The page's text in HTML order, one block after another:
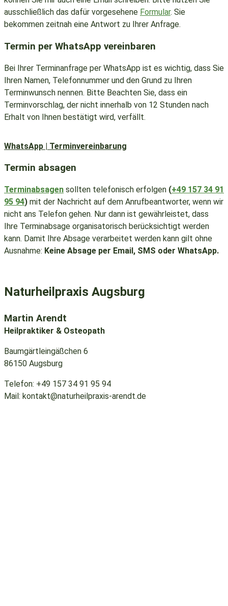
ausschließlich das dafür vorgesehene Formular. Sie
bekommen zeitnah eine Antwort zu Ihrer Anfrage.
Termin per WhatsApp vereinbaren
Bei Ihrer Terminanfrage per WhatsApp ist es wichtig, dass Sie
Ihren Namen, Telefonnummer und den Grund zu Ihren
Terminwunsch nennen. Bitte Beachten Sie, dass ein
Terminvorschlag, der nicht innerhalb von 12 Stunden nach
Erhalt von Ihnen bestätigt wird, verfällt.
WhatsApp | Terminvereinbarung
Termin absagen
Terminabsagen sollten telefonisch erfolgen (+49 157 34 91
95 94) mit der Nachricht auf dem Anrufbeantworter, wenn wir
nicht ans Telefon gehen. Nur dann ist gewährleistet, dass
Ihre Terminabsage organisatorisch berücksichtigt werden
kann. Damit Ihre Absage verarbeitet werden kann gilt ohne
Ausnahme: Keine Absage per Email, SMS oder WhatsApp.
Naturheilpraxis Augsburg
Martin Arendt
Heilpraktiker & Osteopath
Baumgärtleingäßchen 6
86150 Augsburg
Telefon: +49 157 34 91 95 94
Mail: kontakt@naturheilpraxis-arendt.de